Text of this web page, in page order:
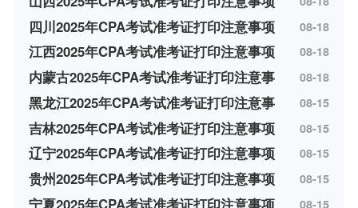
四川2025年CPA考试准考证打印注意事项 08-18
江西2025年CPA考试准考证打印注意事项 08-18
内蒙古2025年CPA考试准考证打印注意事 08-18
黑龙江2025年CPA考试准考证打印注意事 08-15
吉林2025年CPA考试准考证打印注意事项 08-15
辽宁2025年CPA考试准考证打印注意事项 08-15
贵州2025年CPA考试准考证打印注意事项 08-15
宁夏2025年CPA考试准考证打印注意事项 08-15